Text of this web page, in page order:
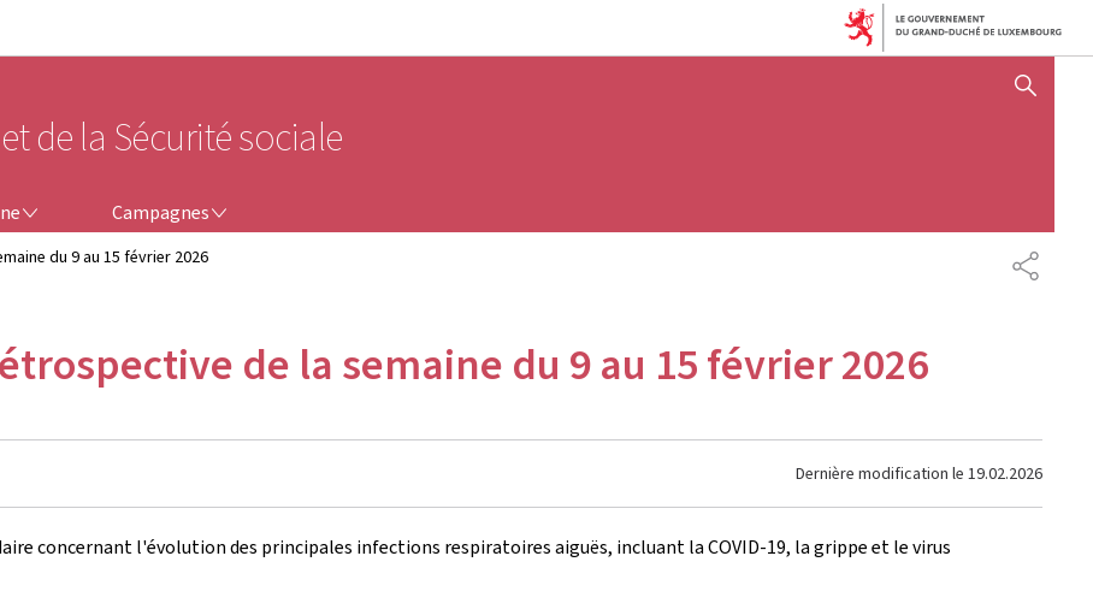
de la Sécurité sociale
AFFICHER / MASQUER
Campagnes
du 9 au 15 février 2026
de la semaine du 9 au 15 février 2026
Dernière modification le 19.02.2026
concernant l'évolution des principales infections respiratoires aiguës, incluant la COVID-19, la grippe et le virus